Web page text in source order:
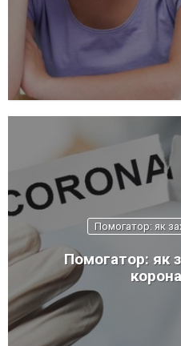
Помогатор: як